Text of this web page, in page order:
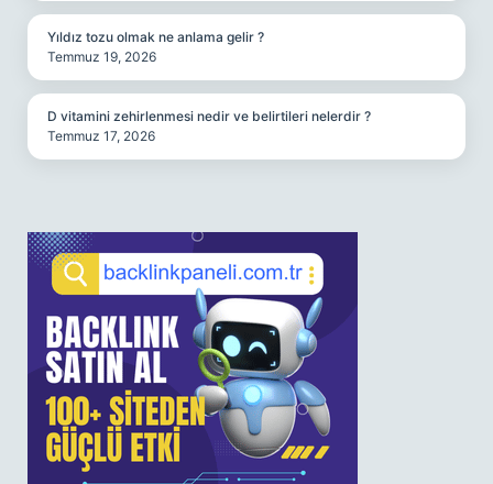
Yıldız tozu olmak ne anlama gelir ?
Temmuz 19, 2026
D vitamini zehirlenmesi nedir ve belirtileri nelerdir ?
Temmuz 17, 2026